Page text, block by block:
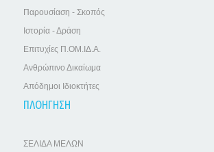
Παρουσίαση - Σκοπός
Ιστορία - Δράση
Επιτυχίες Π.ΟΜ.ΙΔ.Α.
Ανθρώπινο Δικαίωμα
Απόδημοι Ιδιοκτήτες
ΠΛΟΗΓΗΣΗ
ΣΕΛΙΔΑ ΜΕΛΩΝ